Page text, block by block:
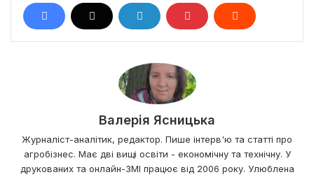
Валерія Ясницька
Журналіст-аналітик, редактор. Пише інтерв'ю та статті про
агробізнес. Має дві вищі освіти - економічну та технічну. У
друкованих та онлайн-ЗМІ працює від 2006 року. Улюблена